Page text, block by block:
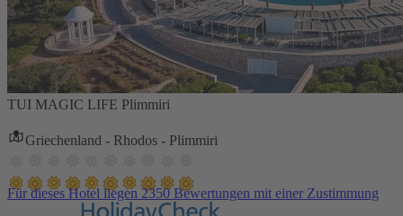
TUI MAGIC LIFE Plimmiri
Griechenland - Rhodos - Plimmiri
Für dieses Hotel liegen 2350 Bewertungen mit einer Zustimmung